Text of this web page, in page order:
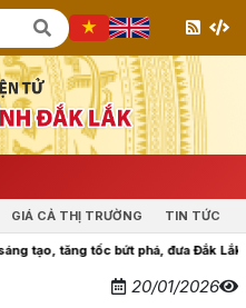
GIÁ CẢ THỊ TRƯỜNG TIN TỨC
tốc bứt phá, đưa Đắk Lắk cùng
20/01/2026